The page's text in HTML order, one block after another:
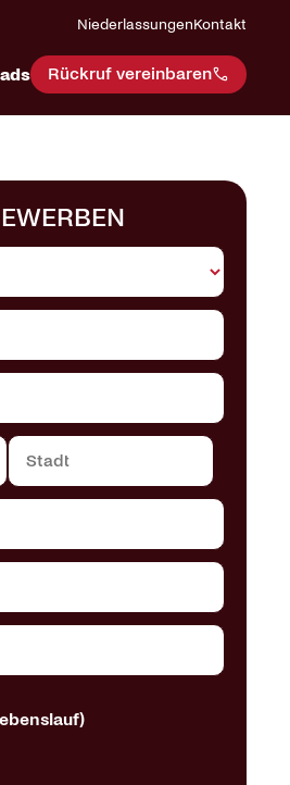
NiederlassungenKontakt
Rückruf vereinbaren